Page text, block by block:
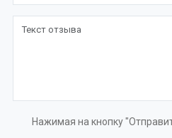
Нажимая на кнопку